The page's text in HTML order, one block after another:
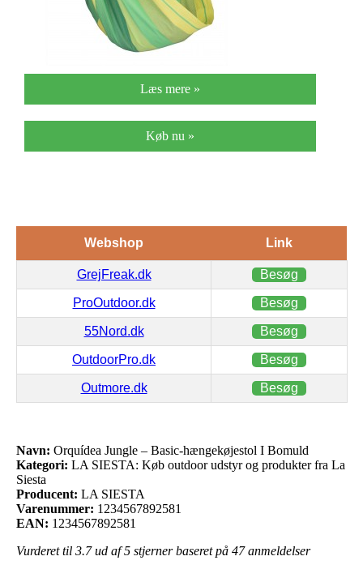
Læs mere »
Køb nu »
Webshop Link
GrejFreak.dk Besøg
ProOutdoor.dk Besøg
55Nord.dk Besøg
OutdoorPro.dk Besøg
Outmore.dk Besøg
Navn: Orquídea Jungle – Basic-hængekøjestol I Bomuld
Kategori: LA SIESTA: Køb outdoor udstyr og produkter fra La
Siesta
Producent: LA SIESTA
Varenummer: 1234567892581
EAN: 1234567892581
Vurderet til 3.7ud af 5 stjerner baseret på 47anmeldelser